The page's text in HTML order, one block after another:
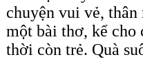
chuyện vui vẻ, thân
một bài thơ, kể cho
thời còn trẻ. Quà